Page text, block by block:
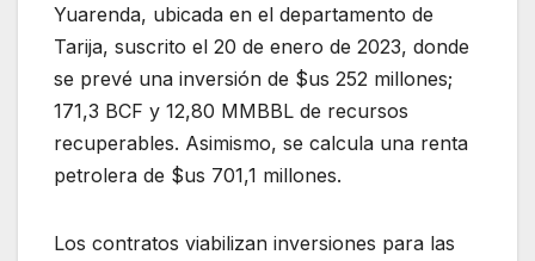
Yuarenda, ubicada en el departamento de
Tarija, suscrito el 20 de enero de 2023, donde
se prevé una inversión de $us 252 millones;
171,3 BCF y 12,80 MMBBL de recursos
recuperables. Asimismo, se calcula una renta
petrolera de $us 701,1 millones.
Los contratos viabilizan inversiones para las